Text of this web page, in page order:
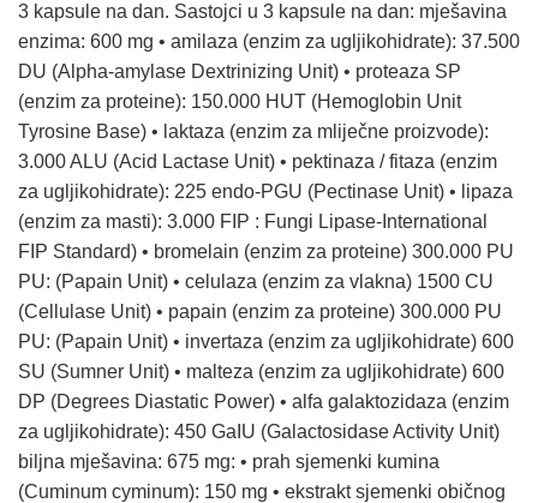
3 kapsule na dan. Sastojci u 3 kapsule na dan: mješavina
enzima: 600 mg • amilaza (enzim za ugljikohidrate): 37.500
DU (Alpha-amylase Dextrinizing Unit) • proteaza SP
(enzim za proteine): 150.000 HUT (Hemoglobin Unit
Tyrosine Base) • laktaza (enzim za mliječne proizvode):
3.000 ALU (Acid Lactase Unit) • pektinaza / fitaza (enzim
za ugljikohidrate): 225 endo-PGU (Pectinase Unit) • lipaza
(enzim za masti): 3.000 FIP : Fungi Lipase-International
FIP Standard) • bromelain (enzim za proteine) 300.000 PU
PU: (Papain Unit) • celulaza (enzim za vlakna) 1500 CU
(Cellulase Unit) • papain (enzim za proteine) 300.000 PU
PU: (Papain Unit) • invertaza (enzim za ugljikohidrate) 600
SU (Sumner Unit) • malteza (enzim za ugljikohidrate) 600
DP (Degrees Diastatic Power) • alfa galaktozidaza (enzim
za ugljikohidrate): 450 GaIU (Galactosidase Activity Unit)
biljna mješavina: 675 mg: • prah sjemenki kumina
(Cuminum cyminum): 150 mg • ekstrakt sjemenki običnog